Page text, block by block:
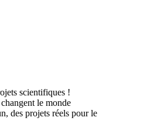
scientifiques !
le monde
des projets réels pour le